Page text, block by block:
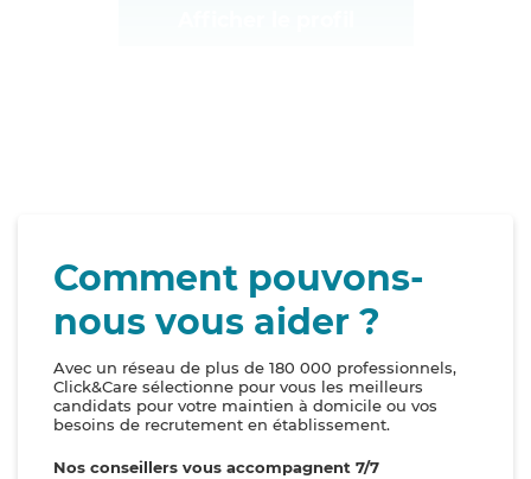
Comment pouvons-
nous vous aider ?
Avec un réseau de plus de 180 000 professionnels,
Click&Care sélectionne pour vous les meilleurs
candidats pour votre maintien à domicile ou vos
besoins de recrutement en établissement.
Nos conseillers vous accompagnent 7/7